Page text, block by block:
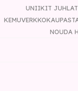
UNIIKIT
NOUDA